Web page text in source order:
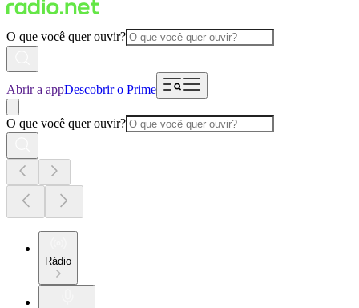
O que você quer ouvir?
Abrir a appDescobrir o Prime
O que você quer ouvir?
Rádio